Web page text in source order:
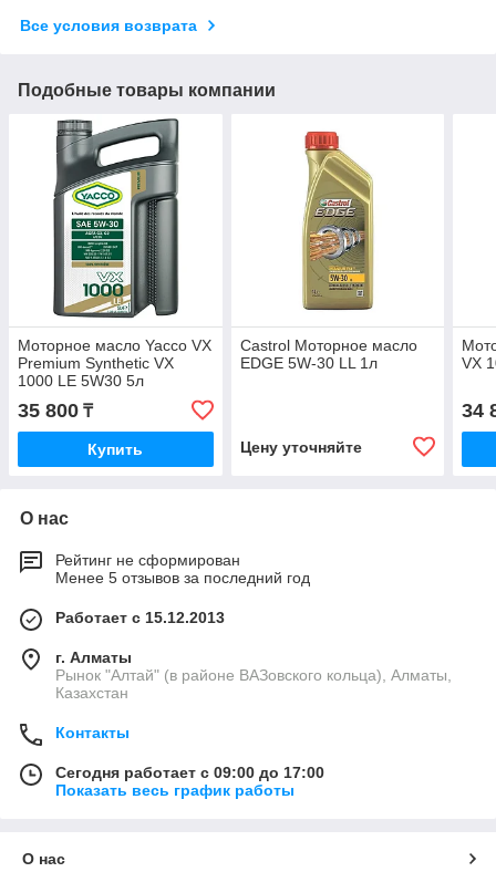
Все условия возврата
Подобные товары компании
Моторное масло Yacco VX
Premium Synthetic VX
1000 LE 5W30 5л
35 800 ₸
Купить
Castrol Моторное масло
EDGE 5W-30 LL 1л
Цену уточняйте
VX
34
О нас
Рейтинг не сформирован
Менее 5 отзывов за последний год
Работает с 15.12.2013
г. Алматы
Рынок "Алтай" (в районе ВАЗовского кольца), Алматы,
Казахстан
Контакты
Сегодня работает с 09:00 до 17:00
Показать весь график работы
О нас